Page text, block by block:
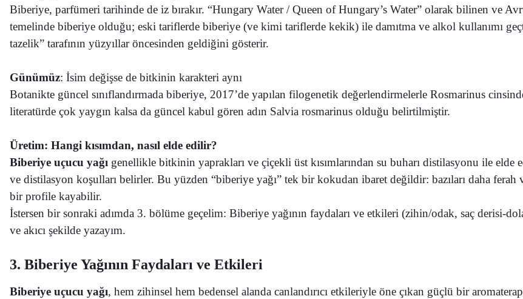
Biberiye, parfümeri tarihinde de iz bırakır. “Hungary Water / Queen of Hungary’s Water” olarak bilinen ve
temelinde biberiye olduğu; eski tariflerde biberiye (ve kimi tariflerde kekik) ile damıtma ve alkol kullanımı
tazelik” tarafının yüzyıllar öncesinden geldiğini gösterir.
Günümüz: İsim değişse de bitkinin karakteri aynı
Botanikte güncel sınıflandırmada biberiye, 2017’de yapılan filogenetik değerlendirmelerle Rosmarinus
literatürde çok yaygın kalsa da güncel kabul gören adın Salvia rosmarinus olduğu belirtilmiştir.
Üretim: Hangi kısımdan, nasıl elde edilir?
Biberiye uçucu yağı genellikle bitkinin yaprakları ve çiçekli üst kısımlarından su buharı distilasyonu ile
ve distilasyon koşulları belirler. Bu yüzden “biberiye yağı” tek bir kokudan ibaret değildir: bazıları daha ferah
bir profile kayabilir.
İstersen bir sonraki adımda 3. bölüme geçelim: Biberiye yağının faydaları ve etkileri (zihin/odak, saç derisi-
ve akıcı şekilde yazayım.
3. Biberiye Yağının Faydaları ve Etkileri
Biberiye uçucu yağı, hem zihinsel hem bedensel alanda canlandırıcı etkileriyle öne çıkan güçlü bir